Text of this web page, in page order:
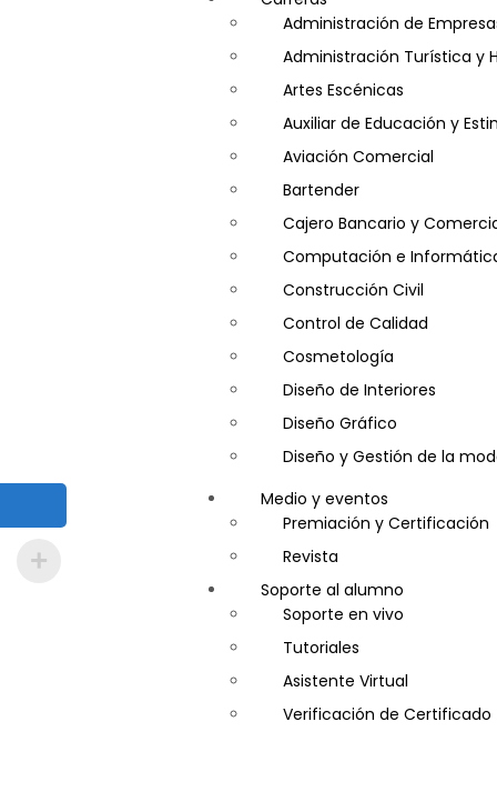
Salud y Psicología
Seguridad
Administración de
Administración Turística y
Artes Escénicas
Auxiliar de Educación y
Aviación Comercial
Bartender
Cajero Bancario y
Computación e
Construcción Civil
Control de Calidad
Cosmetología
Diseño de Interiores
Diseño Gráfico
Diseño y Gestión de la
Entrenador Personal y
Gastronomía
Gestor de Crédito y
Guía de Turismo
Inglés Americano
Marketing y Publicidad
Medio Ambiente y Seguridad
Plataforma Bancaria y
Medio y eventos
Premiación y Certificación
Revista
Soporte al alumno
Soporte en vivo
Tutoriales
Asistente Virtual
Verificación de Certificado